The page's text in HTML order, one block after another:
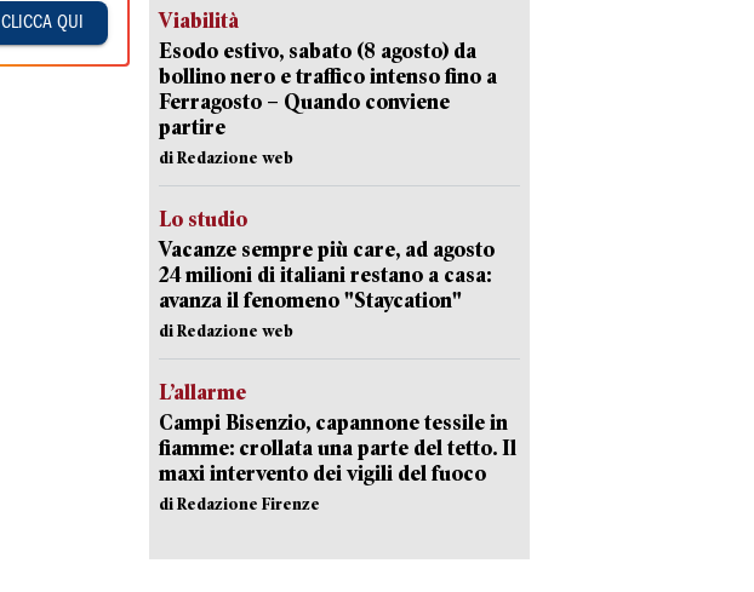
CLICCA QUI
Viabilità
Esodo estivo, sabato (8 agosto) da
bollino nero e traffico intenso fino a
Ferragosto – Quando conviene
partire
di Redazione web
Lo studio
Vacanze sempre più care, ad agosto
24 milioni di italiani restano a casa:
avanza il fenomeno "Staycation"
di Redazione web
L’allarme
Campi Bisenzio, capannone tessile in
fiamme: crollata una parte del tetto. Il
maxi intervento dei vigili del fuoco
di Redazione Firenze